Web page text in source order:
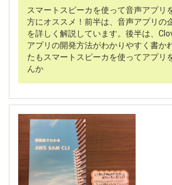
スマートスピーカを使って音声アプリ
方にオススメ！前半は、音声アプリの
を詳しく解説しています。後半は、
アプリの開発方法がわかりやすく書か
たもスマートスピーカを使ってアプリ
んか